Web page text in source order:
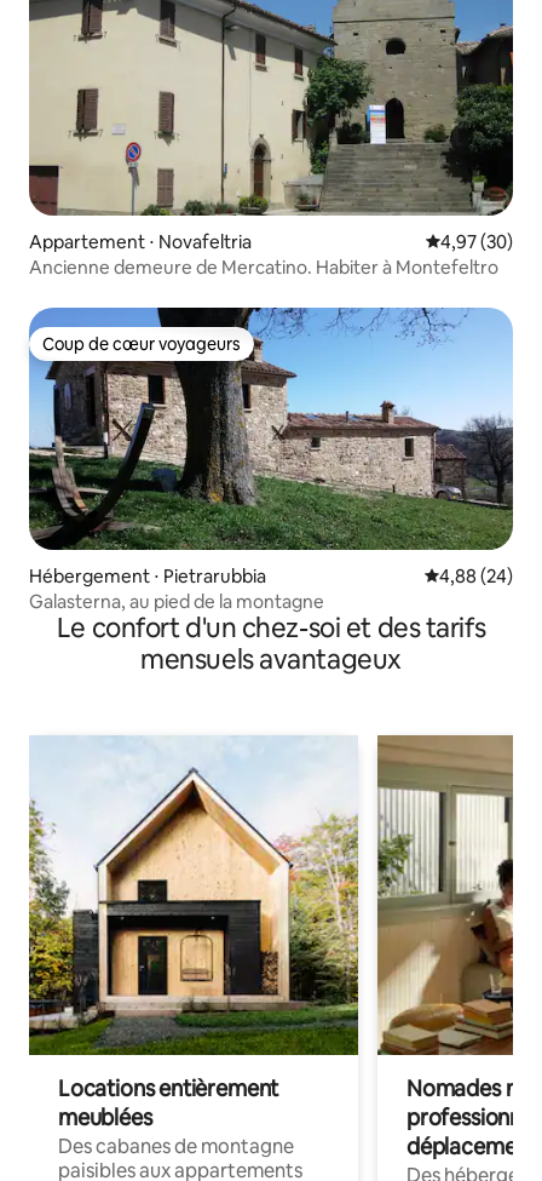
Appartement ⋅ Novafeltria Évaluation
4,97 (30)
Ancienne demeure de Mercatino. Habiter à Montefeltro
Coup de cœur voyageurs
Coup de cœur voyageurs
Hébergement ⋅ Pietrarubbia Évaluation
4,88 (24)
Galasterna, au pied de la montagne
Le confort d'un chez-soi et des tarifs
mensuels avantageux
Locations entièrement
meublées
Des cabanes de montagne
paisibles aux appartements
Nomades
déplacement
Des